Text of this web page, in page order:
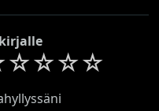
☆☆☆☆